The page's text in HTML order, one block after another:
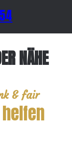
NÄHE
& fair